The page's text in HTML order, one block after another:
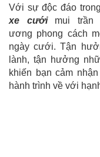
Với sự độc đáo
xe cưới
mui trần
ương phong cách
ngày cưới. Tận
lành, tận hưởng
khiến bạn cảm
hành trình về với